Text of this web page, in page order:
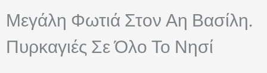
k
Μεγάλη Φωτιά Στον Αη Βασίλη.
Πυρκαγιές Σε Όλο Το Νησί